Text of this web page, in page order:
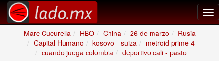
Marc Cucurella
HBO China 26 de marzo
Rusia
Capital Humano
kosovo - suiza
metroid prime 4
cuando juega colombia
deportivo cali - pasto